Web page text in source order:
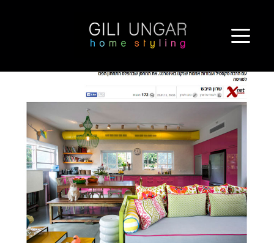
http://xnet.ynet.co.il/architecture/articles/0,14710,L-3108324,00.html